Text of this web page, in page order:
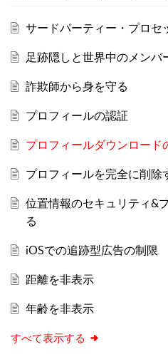
サードパーティー・プロセ
足跡隠しと世界中のメンバ
詐欺師から身を守る
プロフィールの認証
プロフィールダウンロード
プロフィールを完全に削除
位置情報のセキュリティ&
る
iOSでの追跡型広告の制限
距離を非表示
年齢を非表示
すべて表示する